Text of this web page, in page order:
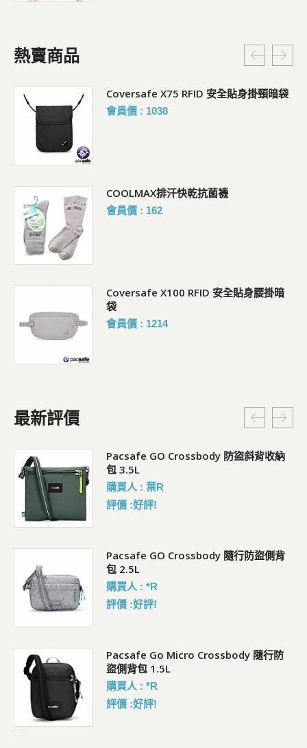
熱賣商品
Coversafe X75 RFID 安全貼身掛頸暗袋
會員價 : 1038
COOLMAX排汗快乾抗菌襪
會員價 : 162
Coversafe X100 RFID 安全貼身腰掛暗
袋
會員價 : 1214
最新評價
Pacsafe GO Crossbody 防盜斜背收納
包 3.5L
購買人 : 葉R
評價 :好評!
Pacsafe GO Crossbody 隨行防盜側背
包 2.5L
購買人 : *R
評價 :好評!
Pacsafe Go Micro Crossbody 隨行防
盜側背包 1.5L
購買人 : *R
評價 :好評!